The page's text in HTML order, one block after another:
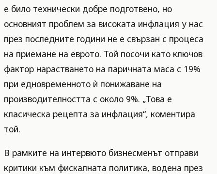
е било технически добре подготвено, но
основният проблем за високата инфлация у нас
през последните години не е свързан с процеса
на приемане на еврото. Той посочи като ключов
фактор нарастването на паричната маса с 19%
при едновременното ѝ понижаване на
производителността с около 9%. „Това е
класическа рецепта за инфлация“, коментира
той.
В рамките на интервюто бизнесменът отправи
критики към фискалната политика, водена през